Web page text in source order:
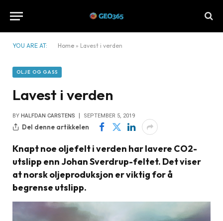
YOU ARE AT: Home » Lavest i verden
OLJE OG GASS
Lavest i verden
BY HALFDAN CARSTENS SEPTEMBER 5, 2019
Del denne artikkelen
Knapt noe oljefelt i verden har lavere CO2-
utslipp enn Johan Sverdrup-feltet. Det viser
at norsk oljeproduksjon er viktig for å
begrense utslipp.